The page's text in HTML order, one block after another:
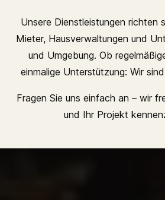
Unsere Dienstleistungen richten
Mieter, Hausverwaltungen und
und Umgebung. Ob
einmalige Unterstützung: Wir
Fragen Sie uns einfach an – wir
und Ihr Projekt